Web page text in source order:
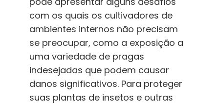
com os quais os cultivadores de
ambientes internos não precisam
se preocupar, como a exposição a
uma variedade de pragas
indesejadas que podem causar
danos significativos. Para proteger
suas plantas de insetos e outras